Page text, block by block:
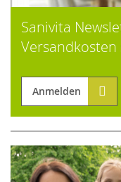
Sanivita
Versandkosten
Anmelden